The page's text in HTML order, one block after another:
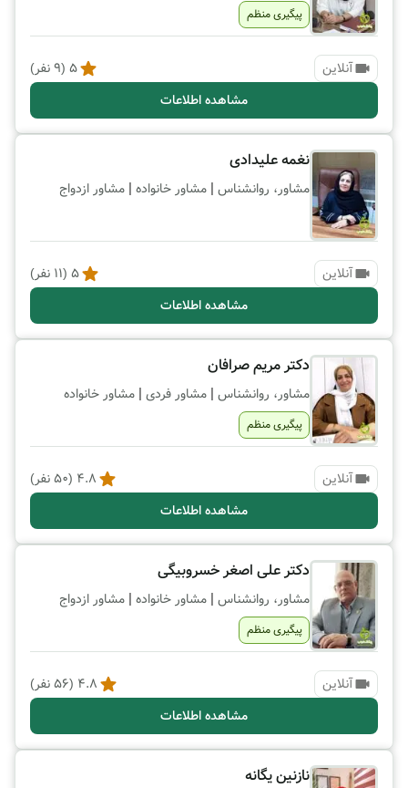
پیگیری منظم
آنلاین 5
(
9نفر)
مشاهده اطلاعات
نغمه علیدادی
مشاور، روانشناس | مشاور خانواده | مشاور ازدواج
آنلاین 5
(
11 نفر)
مشاهده اطلاعات
دکتر مریم صرافان
مشاور، روانشناس | مشاور فردی | مشاور خانواده
پیگیری منظم
آنلاین 4.8
(
50نفر)
مشاهده اطلاعات
دکتر علی اصغر خسروبیگی
مشاور، روانشناس | مشاور خانواده | مشاور ازدواج
پیگیری منظم
آنلاین 4.8
(
56نفر)
مشاهده اطلاعات
نازنین یگانه